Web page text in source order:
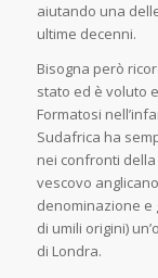
aiutando una
ultime decenni.
Bisogna però
stato ed è voluto
Formatosi
Sudafrica ha
nei confronti della
vescovo
denominazione e
di umili origini)
di Londra.